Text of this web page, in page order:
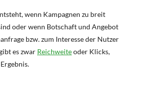
wenn Kampagnen zu breit
oder wenn Botschaft und Angebot
bzw. zum Interesse der Nutzer
es zwar Reichweiteoder Klicks,